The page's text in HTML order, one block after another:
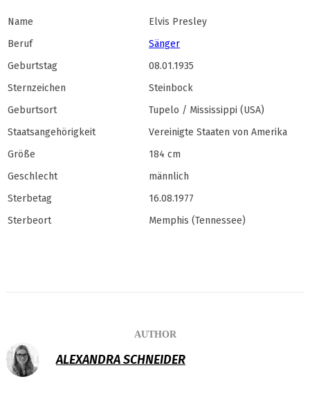
Name
Elvis Presley
Beruf
Sänger
Geburtstag
08.01.1935
Sternzeichen
Steinbock
Geburtsort
Tupelo / Mississippi (USA)
Staatsangehörigkeit
Vereinigte Staaten von Amerika
Größe
184 cm
Geschlecht
männlich
Sterbetag
16.08.1977
Sterbeort
Memphis (Tennessee)
AUTHOR
ALEXANDRA SCHNEIDER